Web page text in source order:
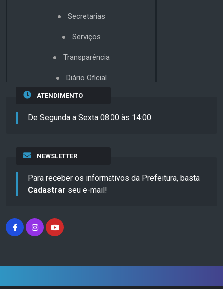
Secretarias
Serviços
Transparência
Diário Oficial
ATENDIMENTO
De Segunda a Sexta 08:00 às 14:00
NEWSLETTER
Para receber os informativos da Prefeitura, basta
Cadastrar seu e-mail!